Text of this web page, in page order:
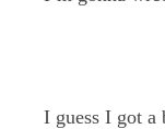
I guess I got a